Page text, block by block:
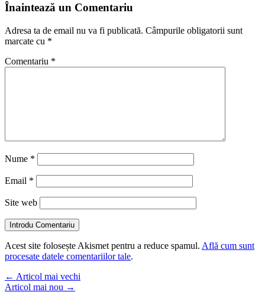
Înaintează un Comentariu
Adresa ta de email nu va fi publicată. Câmpurile obligatorii sunt
marcate cu *
Comentariu *
Nume *
Email *
Site web
Introdu Comentariu
Acest site folosește Akismet pentru a reduce spamul. Află cum sunt
procesate datele comentariilor tale.
← Articol mai vechi
Articol mai nou →